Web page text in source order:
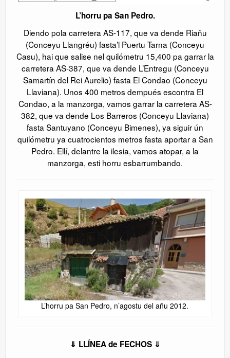
L’horru pa San Pedro.
Diendo pola carretera AS-117, que va dende Riañu
(Conceyu Llangréu) fasta’l Puertu Tarna (Conceyu
Casu), hai que salise nel quilómetru 15,400 pa garrar la
carretera AS-387, que va dende L’Entregu (Conceyu
Samartín del Rei Aurelio) fasta El Condao (Conceyu
Llaviana). Unos 400 metros dempués escontra El
Condao, a la manzorga, vamos garrar la carretera AS-
382, que va dende Los Barreros (Conceyu Llaviana)
fasta Santuyano (Conceyu Bimenes), ya siguir ún
quilómetru ya cuatrocientos metros fasta aportar a San
Pedro. Ellí, delantre la ilesia, vamos atopar, a la
manzorga, esti horru esbarrumbando.
L’horru pa San Pedro, n’agostu del añu 2012.
⇓ LLÍNEA de FECHOS ⇓